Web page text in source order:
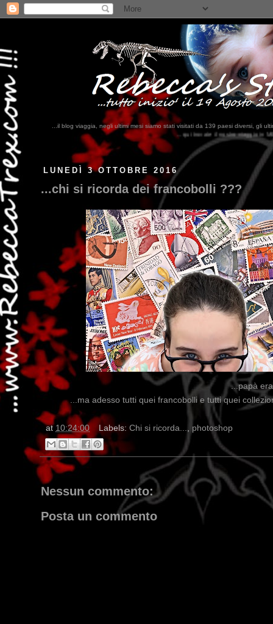
...il blog viaggia, negli ultimi mesi siamo stati visitati da 139 paesi diversi, gli
...qui trovate il nostro viaggio in MESSICO 2023...clikka qui !!!
LUNEDÌ 3 OTTOBRE 2016
...chi si ricorda dei francobolli ???
...papà
...ma adesso tutti quei francobolli e tutti quei
at 10:24:00 Labels: Chi si ricorda..., photoshop
Nessun commento:
Posta un commento